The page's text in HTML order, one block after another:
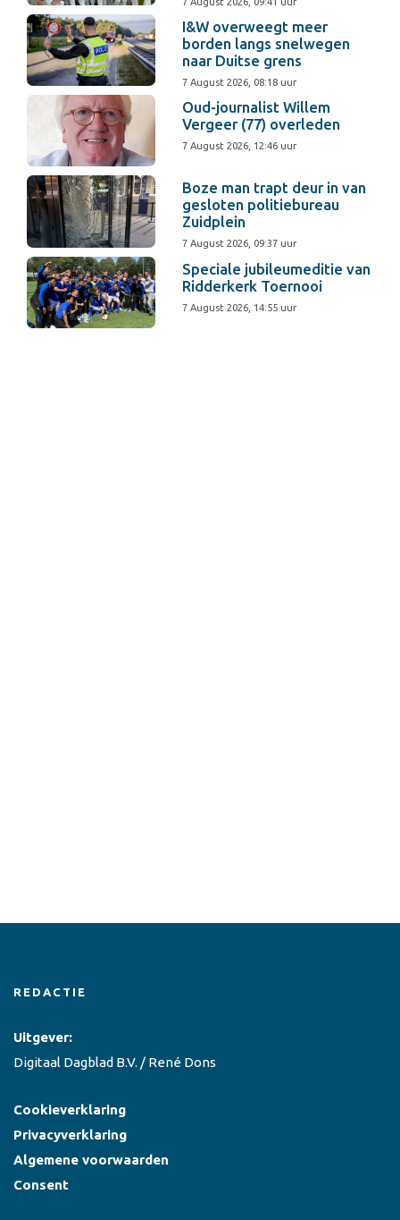
I&W overweegt meer
borden langs snelwegen
naar Duitse grens
7 August 2026, 08:18 uur
Oud-journalist Willem
Vergeer (77) overleden
7 August 2026, 12:46 uur
Boze man trapt deur in van
gesloten politiebureau
Zuidplein
7 August 2026, 09:37 uur
Speciale jubileumeditie van
Ridderkerk Toernooi
7 August 2026, 14:55 uur
REDACTIE
Uitgever:
Digitaal Dagblad B.V. / René Dons
Cookieverklaring
Privacyverklaring
Algemene voorwaarden
Consent